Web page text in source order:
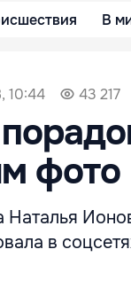
В
10:44 43 217
фото
Наталья
в